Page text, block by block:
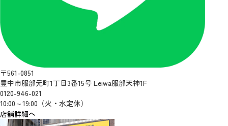
〒561-0851
豊中市服部元町1丁目3番15号 Leiwa服部天神1F
0120-946-021
10:00～19:00（火・水定休）
店舗詳細へ